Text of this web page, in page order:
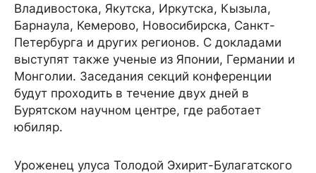
Владивостока, Якутска, Иркутска, Кызыла,
Барнаула, Кемерово, Новосибирска, Санкт-
Петербурга и других регионов. С докладами
выступят также ученые из Японии, Германии и
Монголии. Заседания секций конференции
будут проходить в течение двух дней в
Бурятском научном центре, где работает
юбиляр.
Уроженец улуса Толодой Эхирит-Булагатского